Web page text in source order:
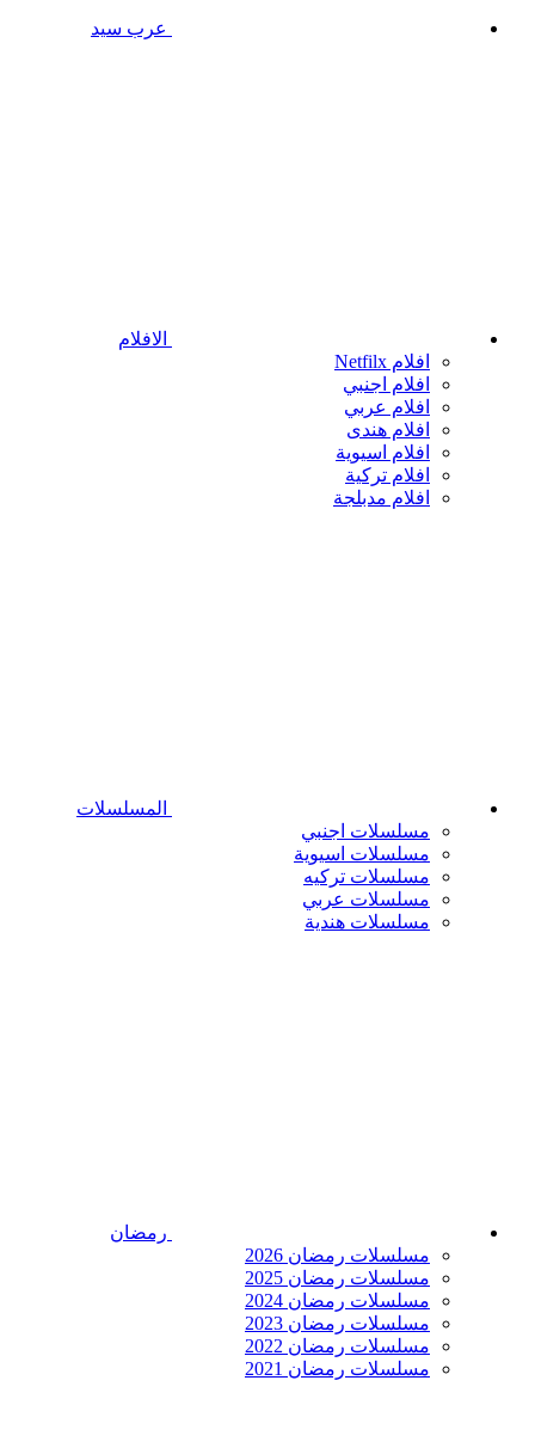
عرب سيد
الافلام
افلام Netfilx
افلام اجنبي
افلام عربي
افلام هندى
افلام اسيوية
افلام تركية
افلام مدبلجة
المسلسلات
مسلسلات اجنبي
مسلسلات اسيوية
مسلسلات تركيه
مسلسلات عربي
مسلسلات هندية
رمضان
مسلسلات رمضان 2026
مسلسلات رمضان 2025
مسلسلات رمضان 2024
مسلسلات رمضان 2023
مسلسلات رمضان 2022
مسلسلات رمضان 2021